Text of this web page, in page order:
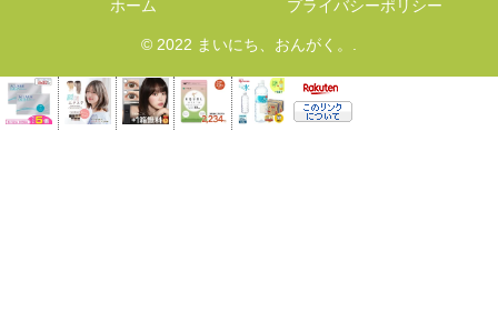
ホーム プライバシーポリシー
© 2022 まいにち、おんがく。.